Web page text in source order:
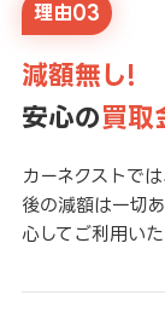
理由03
減額無し!
安心の買取
カーネクストで
後の減額は一切
心してご利用い